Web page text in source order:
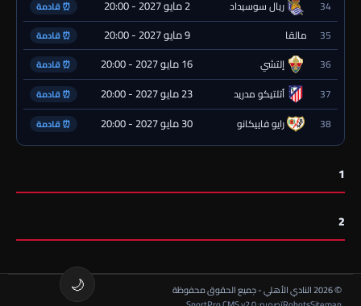
34 ريال سوسيداد 2 مايو 2027 - 20:00 ⏰ قادمة
35 مالقا 9 مايو 2027 - 20:00 ⏰ قادمة
36 إلتشي 16 مايو 2027 - 20:00 ⏰ قادمة
37 أتلتيكو مدريد 23 مايو 2027 - 20:00 ⏰ قادمة
38 رايو فاييكانو 30 مايو 2027 - 20:00 ⏰ قادمة
1
2
© 2026 النادي الأهلي - جميع الحقوق محفوظة
🌙